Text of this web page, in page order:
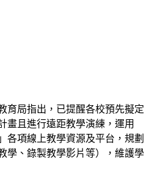
育局指出，已提醒各校預先擬定
畫且進行遠距教學演練，運用
各項線上教學資源及平台，規劃
學、錄製教學影片等），維護學